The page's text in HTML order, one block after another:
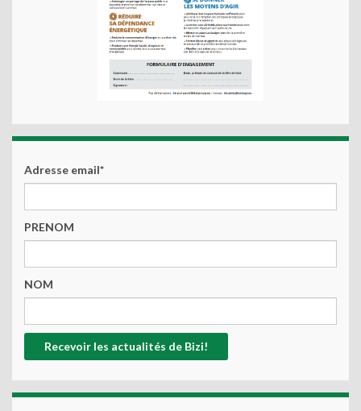
Adresse email*
PRENOM
NOM